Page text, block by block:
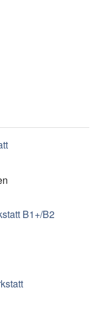
B1+/B2